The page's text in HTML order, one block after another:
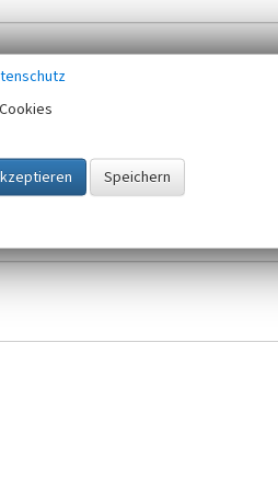
gespeichert und verwendet.
gültigen Europäischen